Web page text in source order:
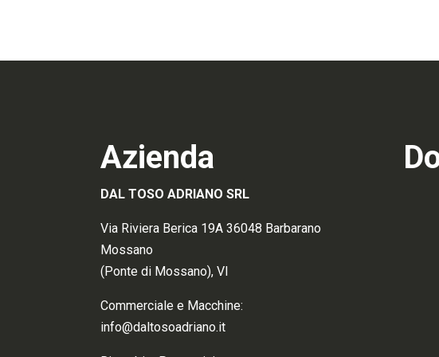
Azienda
DAL TOSO ADRIANO SRL
Via Riviera Berica 19A 36048 Barbarano
Mossano
(Ponte di Mossano), VI
Commerciale e Macchine:
info@daltosoadriano.it